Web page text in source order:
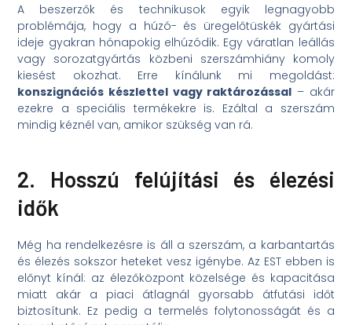
A beszerzők és technikusok egyik legnagyobb
problémája, hogy a húzó- és üregelőtüskék gyártási
ideje gyakran hónapokig elhúzódik. Egy váratlan leállás
vagy sorozatgyártás közbeni szerszámhiány komoly
kiesést okozhat. Erre kínálunk mi megoldást:
konszignációs készlettel vagy raktározással – akár
ezekre a speciális termékekre is. Ezáltal a szerszám
mindig kéznél van, amikor szükség van rá.
2. Hosszú felújítási és élezési
idők
Még ha rendelkezésre is áll a szerszám, a karbantartás
és élezés sokszor heteket vesz igénybe. Az EST ebben is
előnyt kínál: az élezőközpont közelsége és kapacitása
miatt akár a piaci átlagnál gyorsabb átfutási időt
biztosítunk. Ez pedig a termelés folytonosságát és a